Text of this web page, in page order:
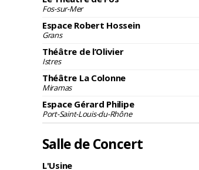
Fos-sur-Mer
Espace Robert Hossein
Grans
Théâtre de l’Olivier
Istres
Théâtre La Colonne
Miramas
Espace Gérard Philipe
Port-Saint-Louis-du-Rhône
Salle de Concert
L'Usine